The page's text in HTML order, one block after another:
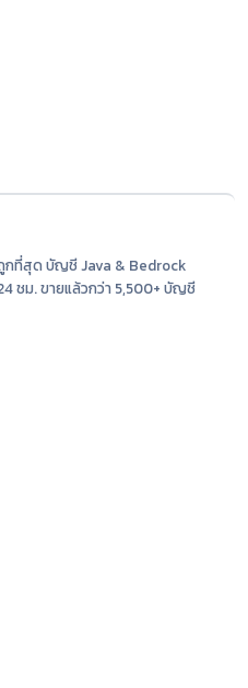
กที่สุด บัญชี Java & Bedrock
ชม. ขายแล้วกว่า 5,500+ บัญชี